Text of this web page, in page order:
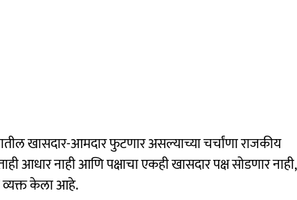
खासदार-आमदार फुटणार असल्याच्या चर्चांणा राजकीय
आधार नाही आणि पक्षाचा एकही खासदार पक्ष सोडणार नाही,
व्यक्त केला आहे.